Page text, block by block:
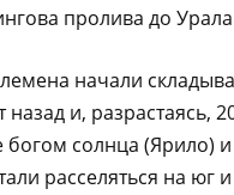
пролива до
начали
назад и, разрастаясь,
богом солнца (Ярило)
расселяться на